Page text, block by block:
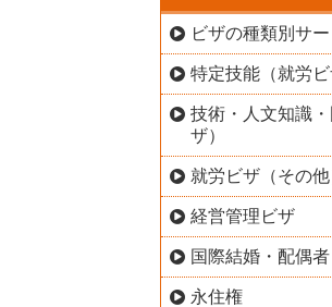
ビザの種類別サ
特定技能（就労ビ
技術・人文知識
ザ）
就労ビザ（その他
経営管理ビザ
国際結婚・配偶
永住権